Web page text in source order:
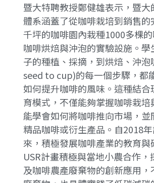
暨大特聘教授鄭健雄表示，暨大
體系涵蓋了從咖啡栽培到銷售的
千坪的咖啡園內栽種1000多棵
咖啡烘焙與沖泡的實驗設施。
子的種植、採摘，到烘焙、沖
seed to cup)的每一個步驟，都
如何提升咖啡的風味。這種結
育模式，不僅能夠掌握咖啡栽培
能學會如何將咖啡推向市場，並
精品咖啡或衍生產品。自2018
來，積極發展咖啡產業的教育與
USR計畫積極與當地小農合作
及咖啡農產廢棄物的創新應用，